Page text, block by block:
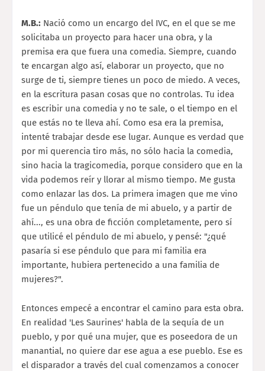
M.B.: Nació como un encargo del IVC, en el que se me
solicitaba un proyecto para hacer una obra, y la
premisa era que fuera una comedia. Siempre, cuando
te encargan algo así, elaborar un proyecto, que no
surge de ti, siempre tienes un poco de miedo. A veces,
en la escritura pasan cosas que no controlas. Tu idea
es escribir una comedia y no te sale, o el tiempo en el
que estás no te lleva ahí. Como esa era la premisa,
intenté trabajar desde ese lugar. Aunque es verdad que
por mi querencia tiro más, no sólo hacia la comedia,
sino hacia la tragicomedia, porque considero que en la
vida podemos reír y llorar al mismo tiempo. Me gusta
como enlazar las dos. La primera imagen que me vino
fue un péndulo que tenía de mi abuelo, y a partir de
ahí..., es una obra de ficción completamente, pero sí
que utilicé el péndulo de mi abuelo, y pensé: "¿qué
pasaría si ese péndulo que para mi familia era
importante, hubiera pertenecido a una familia de
mujeres?".
Entonces empecé a encontrar el camino para esta obra.
En realidad 'Les Saurines' habla de la sequía de un
pueblo, y por qué una mujer, que es poseedora de un
manantial, no quiere dar ese agua a ese pueblo. Ese es
el disparador a través del cual comenzamos a conocer